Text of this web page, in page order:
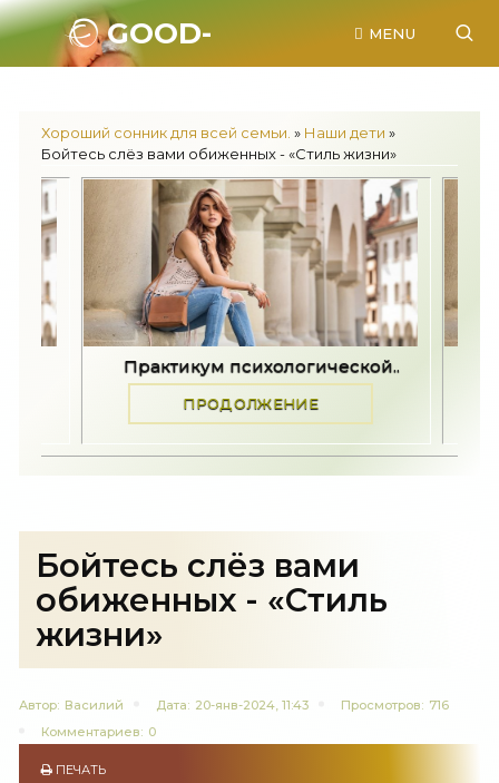
GOOD-
MENU
Хороший сонник для всей семьи. » Наши дети »
Бойтесь слёз вами обиженных - «Стиль жизни»
психологической.. Как принять
Бойтесь слёз вами
обиженных - «Стиль
жизни»
Автор: Василий Дата: 20-янв-2024, 11:43 Просмотров: 716
Комментариев: 0
ПЕЧАТЬ